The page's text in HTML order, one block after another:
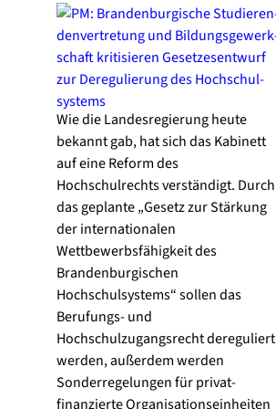
Wie die Landesregierung heute
bekannt gab, hat sich das Kabinett
auf eine Reform des
Hochschulrechts verständigt. Durch
das geplante „Gesetz zur Stärkung
der internationalen
Wettbewerbsfähigkeit des
Brandenburgischen
Hochschulsystems“ sollen das
Berufungs- und
Hochschulzugangsrecht dereguliert
werden, außerdem werden
Sonderregelungen für privat-
finanzierte Organisationseinheiten